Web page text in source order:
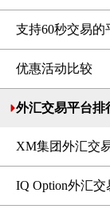
支持60秒交易的
优惠活动比较
外汇交易平台排
XM集团外汇交
IQ Option外汇交